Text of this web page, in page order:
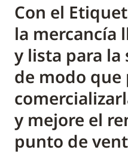
Con el
la mercancía
y lista para la
de modo que
y mejore el
punto de